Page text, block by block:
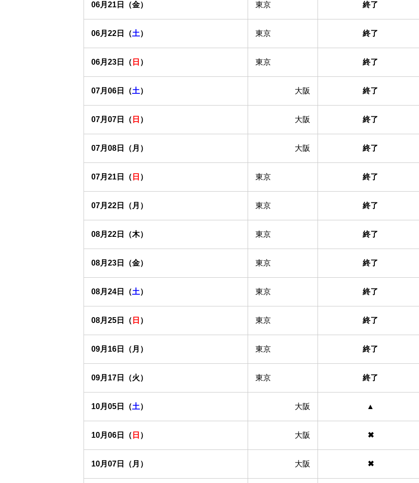
06月21日（金） 東京 終了
06月22日（土） 東京 終了
06月23日（ 日 ） 東京 終了
07月06日（土） 大阪 終了
07月07日（ 日 ） 大阪 終了
07月08日（月） 大阪 終了
07月21日（ 日 ） 東京 終了
07月22日（月） 東京 終了
08月22日（木） 東京 終了
08月23日（金） 東京 終了
08月24日（土） 東京 終了
08月25日（ 日 ） 東京 終了
09月16日（月） 東京 終了
09月17日（火） 東京 終了
10月05日（土） 大阪 ▲
10月06日（ 日 ） 大阪 ✖
10月07日（月） 大阪 ✖